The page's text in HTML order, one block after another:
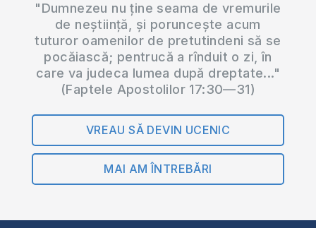
"Dumnezeu nu ține seama de vremurile
de neștiință, și poruncește acum
tuturor oamenilor de pretutindeni să se
pocăiască; pentrucă a rînduit o zi, în
care va judeca lumea după dreptate..."
(Faptele Apostolilor 17:30—31)
VREAU SĂ DEVIN UCENIC
MAI AM ÎNTREBĂRI